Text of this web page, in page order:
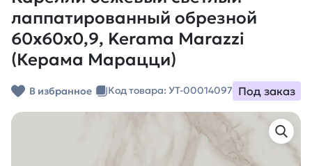
лаппатированный обрезной
60x60x0,9, Kerama Marazzi
(Керама Марацци)
В избранное Код товара: УТ-00014097 Под заказ